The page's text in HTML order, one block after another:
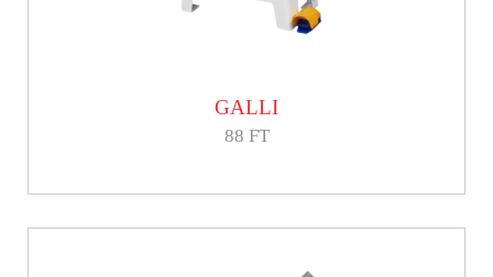
GALLI
88 FT